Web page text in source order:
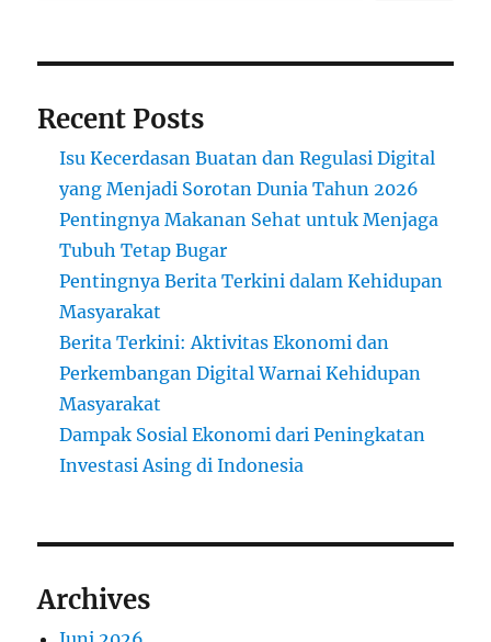
Recent Posts
Isu Kecerdasan Buatan dan Regulasi Digital
yang Menjadi Sorotan Dunia Tahun 2026
Pentingnya Makanan Sehat untuk Menjaga
Tubuh Tetap Bugar
Pentingnya Berita Terkini dalam Kehidupan
Masyarakat
Berita Terkini: Aktivitas Ekonomi dan
Perkembangan Digital Warnai Kehidupan
Masyarakat
Dampak Sosial Ekonomi dari Peningkatan
Investasi Asing di Indonesia
Archives